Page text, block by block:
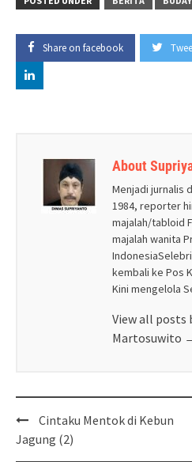
Share on facebook
About
Menjadi jurnalis
1984, reporter
majalah/tabloid
majalah wanita
kembali ke Pos
Kini mengelola
View all posts
Martosuwito
Post
navigation
Cintaku Mentok di Kebun
Jagung (2)